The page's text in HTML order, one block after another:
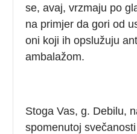
se, avaj, vrzmaju po
na primjer da gori od
oni koji ih opslužuju
ambalažom.
Stoga Vas, g. Debilu,
spomenutoj